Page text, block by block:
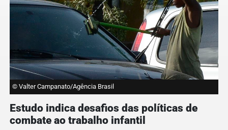
© Valter Campanato/Agência Brasil
Estudo indica desafios das políticas de
combate ao trabalho infantil